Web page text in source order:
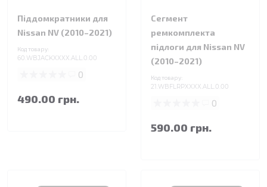
Піддомкратники для
Nissan NV (2010–2021)
Код товару:
60.WBJACKXXXX.ALL.0.00
0
490.00 грн.
Сегмент
ремкомплекта
підлоги для Nissan NV
(2010–2021)
Код товару:
21.WBFLRPXXXX.ALL.0.00
0
590.00 грн.